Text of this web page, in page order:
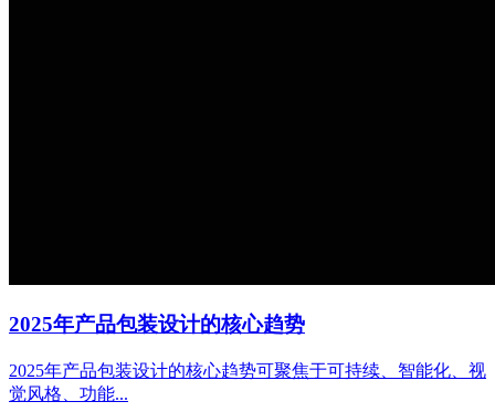
2025年产品包装设计的核心趋势
2025年产品包装设计的核心趋势可聚焦于可持续、智能化、视
觉风格、功能...